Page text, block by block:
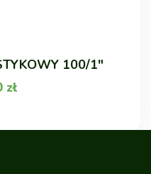
100/1"
zł